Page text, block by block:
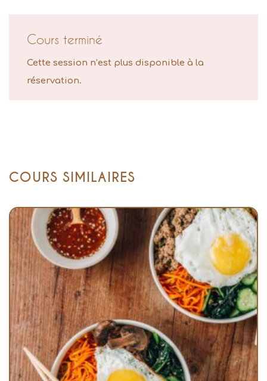
Cours terminé
Cette session n’est plus disponible à la
réservation.
COURS SIMILAIRES